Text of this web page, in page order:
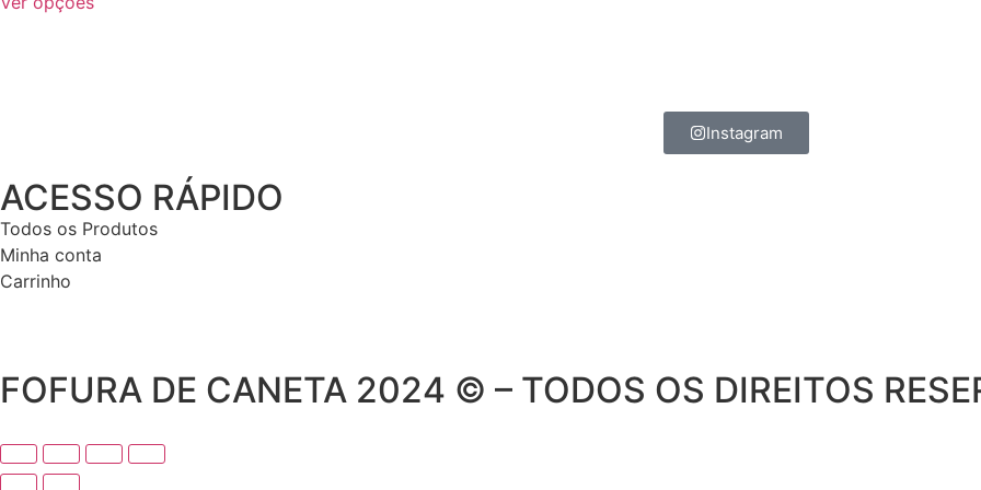
Instagram
ACESSO RÁPIDO
Todos os Produtos
Minha conta
Carrinho
FOFURA DE CANETA 2024 © – TODOS OS DIREITOS